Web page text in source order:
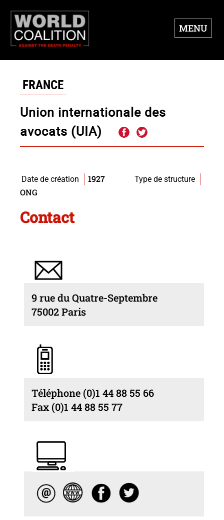
MENU
FRANCE
Union internationale des
avocats (UIA)
Date de création 1927 Type de structure
ONG
Contact
9 rue du Quatre-Septembre
75002 Paris
Téléphone (0)1 44 88 55 66
Fax (0)1 44 88 55 77